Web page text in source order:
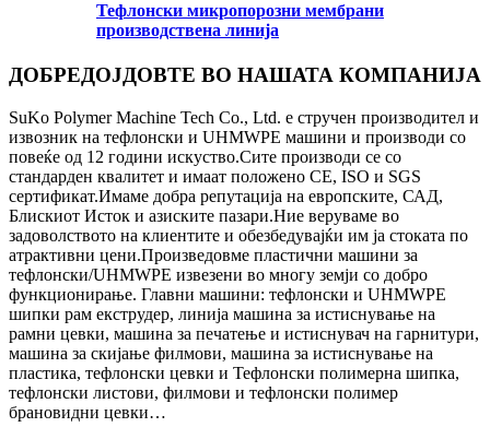
Тефлонски микропорозни мембрани
производствена линија
ДОБРЕДОЈДОВТЕ ВО НАШАТА КОМПАНИЈА
SuKo Polymer Machine Tech Co., Ltd. е стручен производител и
извозник на тефлонски и UHMWPE машини и производи со
повеќе од 12 години искуство.Сите производи се со
стандарден квалитет и имаат положено CE, ISO и SGS
сертификат.Имаме добра репутација на европските, САД,
Блискиот Исток и азиските пазари.Ние веруваме во
задоволството на клиентите и обезбедувајќи им ја стоката по
атрактивни цени.Произведовме пластични машини за
тефлонски/UHMWPE извезени во многу земји со добро
функционирање. Главни машини: тефлонски и UHMWPE
шипки рам екструдер, линија машина за истиснување на
рамни цевки, машина за печатење и истиснувач на гарнитури,
машина за скијање филмови, машина за истиснување на
пластика, тефлонски цевки и Тефлонски полимерна шипка,
тефлонски листови, филмови и тефлонски полимер
брановидни цевки…